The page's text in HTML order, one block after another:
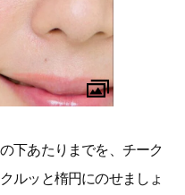
下あたりまでを、チーク
ルッと楕円にのせましょ